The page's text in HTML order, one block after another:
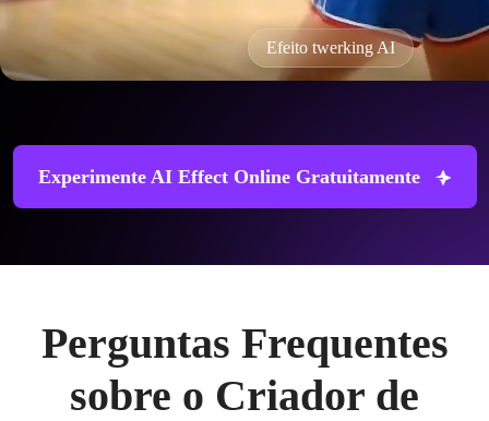
Efeito twerking AI
Experimente AI Effect Online Gratuitamente
Perguntas Frequentes
sobre o Criador de